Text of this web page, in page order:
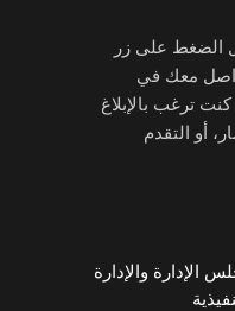
الضغط على زر
معك في
ترغب بالإبلاغ
أو التقدم
الإدارة والإدارة